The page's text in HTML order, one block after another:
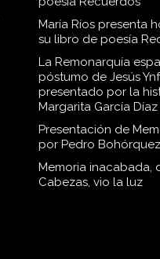
María Ríos presenta
su libro de poesía
La Remonarquía
póstumo de Jesús
presentado por la
Margarita García Díaz
Presentación de
por Pedro
Memoria inacabada,
Cabezas, vio la luz